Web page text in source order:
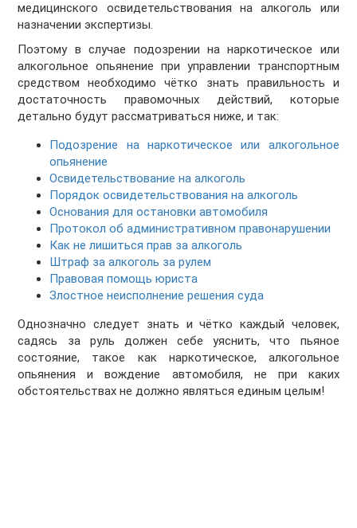
медицинского освидетельствования на алкоголь или
назначении экспертизы.
Поэтому в случае подозрении на наркотическое или
алкогольное опьянение при управлении транспортным
средством необходимо чётко знать правильность и
достаточность правомочных действий, которые
детально будут рассматриваться ниже, и так:
Подозрение на наркотическое или алкогольное
опьянение
Освидетельствование на алкоголь
Порядок освидетельствования на алкоголь
Основания для остановки автомобиля
Протокол об административном правонарушении
Как не лишиться прав за алкоголь
Штраф за алкоголь за рулем
Правовая помощь юриста
Злостное неисполнение решения суда
Однозначно следует знать и чётко каждый человек,
садясь за руль должен себе уяснить, что пьяное
состояние, такое как наркотическое, алкогольное
опьянения и вождение автомобиля, не при каких
обстоятельствах не должно являться единым целым!